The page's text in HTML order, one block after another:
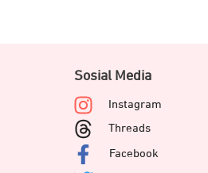
Sosial Media
Instagram
Threads
Facebook